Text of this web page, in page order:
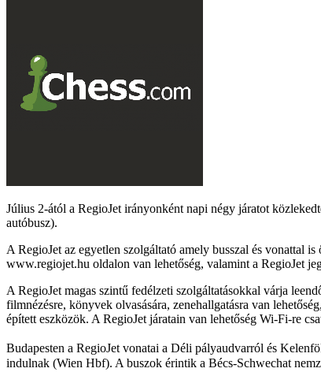
Július 2-ától a RegioJet irányonként napi négy járatot
autóbusz).
A RegioJet az egyetlen szolgáltató amely busszal és vonattal
www.regiojet.hu oldalon van lehetőség, valamint a RegioJet
A RegioJet magas szintű fedélzeti szolgáltatásokkal várja
filmnézésre, könyvek olvasására, zenehallgatásra van
épített eszközök. A RegioJet járatain van lehetőség Wi-Fi-re
Budapesten a RegioJet vonatai a Déli pályaudvarról és
indulnak (Wien Hbf). A buszok érintik a Bécs-Schwechat